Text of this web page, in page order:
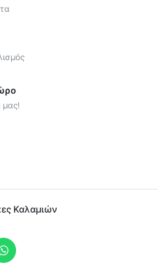
μας!
Καλαμιών